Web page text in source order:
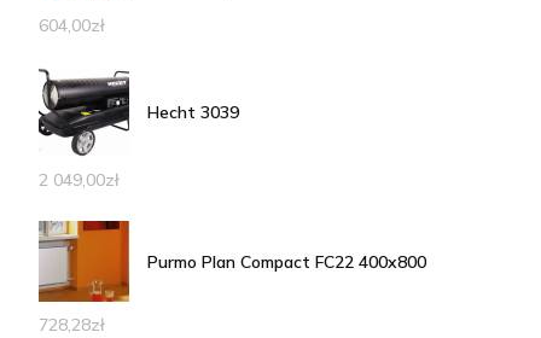
604,00zł
Hecht 3039
2 049,00zł
Purmo Plan Compact FC22 400x800
728,28zł